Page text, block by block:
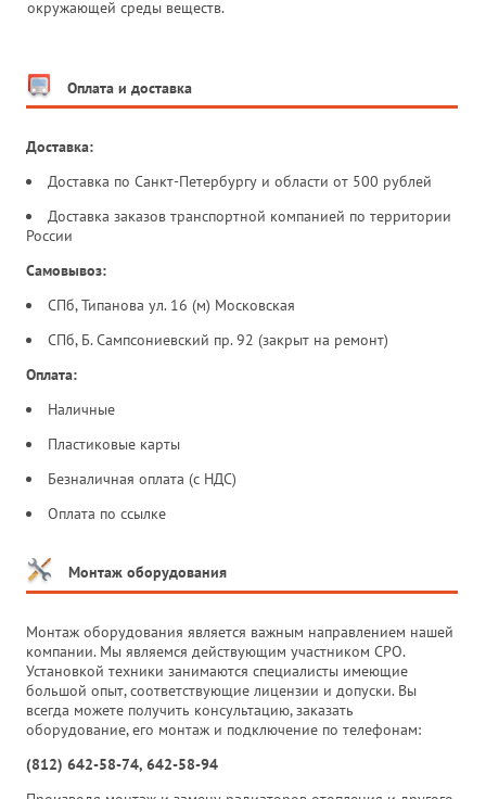
окружающей среды веществ.
Оплата и доставка
Доставка:
Доставка по Санкт-Петербургу и области от 500 рублей
Доставка заказов транспортной компанией по территории
России
Самовывоз:
СПб, Типанова ул. 16 (м) Московская
СПб, Б. Сампсониевский пр. 92 (закрыт на ремонт)
Оплата:
Наличные
Пластиковые карты
Безналичная оплата (с НДС)
Оплата по ссылке
Монтаж оборудования
Монтаж оборудования является важным направлением нашей
компании. Мы являемся действующим участником СРО.
Установкой техники занимаются специалисты имеющие
большой опыт, соответствующие лицензии и допуски. Вы
всегда можете получить консультацию, заказать
оборудование, его монтаж и подключение по телефонам:
(812) 642-58-74, 642-58-94